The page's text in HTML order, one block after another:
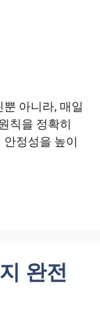
아니라, 매일
칙을 정확히
정성을 높이
완전